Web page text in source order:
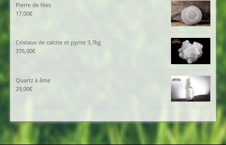
Pierre de fées
17,00€
Cristaux de calcite et pyrite 3,7kg
376,00€
Quartz à âme
29,00€